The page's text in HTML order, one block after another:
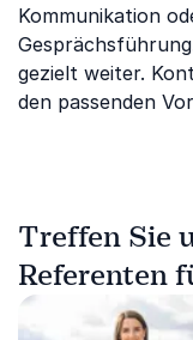
Kommunikation
gezielt weiter.
den passenden
Treffen Sie
Referenten